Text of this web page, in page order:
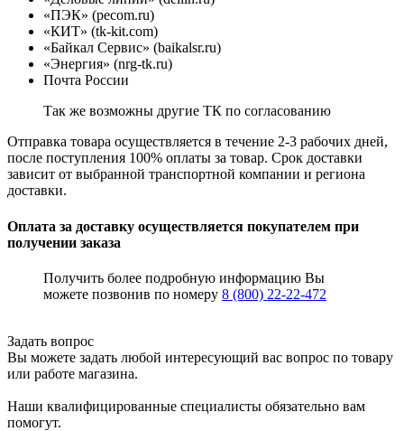
«ПЭК» (pecom.ru)
«КИТ» (tk-kit.com)
«Байкал Сервис» (baikalsr.ru)
«Энергия» (nrg-tk.ru)
Почта России
Так же возможны другие ТК по согласованию
Отправка товара осуществляется в течение 2-3 рабочих дней,
после поступления 100% оплаты за товар. Срок доставки
зависит от выбранной транспортной компании и региона
доставки.
Оплата за доставку осуществляется покупателем при
получении заказа
Получить более подробную информацию Вы
можете позвонив по номеру 8 (800) 22-22-472
Задать вопрос
Вы можете задать любой интересующий вас вопрос по товару
или работе магазина.
Наши квалифицированные специалисты обязательно вам
помогут.